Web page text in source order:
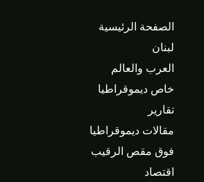
الصفحة الرئيسية
لبنان
العرب والعالم
خاص ديموقراطيا
تقارير
مقالات ديموقراطيا
فوق مقص الرقيب
اقتصاد